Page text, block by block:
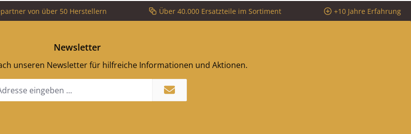
von über 50 Herstellern Über 40.000 Ersatzteile im Sortiment +10 Jahre Erfahrung
Newsletter
unseren Newsletter für hilfreiche Informationen und Aktionen.